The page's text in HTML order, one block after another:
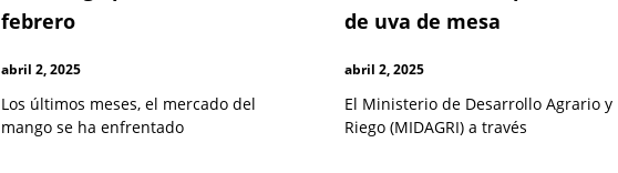
febrero
abril 2, 2025
Los últimos meses, el mercado del
mango se ha enfrentado
de uva de mesa
abril 2, 2025
El Ministerio de Desarrollo Agrario y
Riego (MIDAGRI) a través